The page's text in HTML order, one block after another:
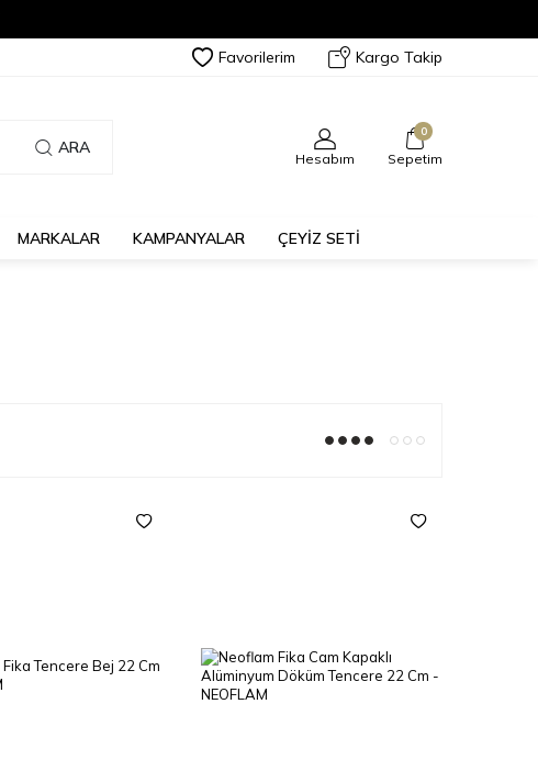
Favorilerim Kargo Takip
ARA
Hesabım
0
Sepetim
MARKALAR KAMPANYALAR ÇEYİZ SETİ